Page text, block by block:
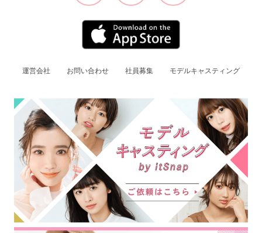
運営会社 お問い合わせ 社員募集 モデルキャスティング